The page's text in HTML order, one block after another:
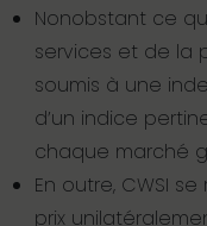
Nonobstant ce
services et de la
soumis à une
d’un indice
chaque marché
En outre, CWSI
prix